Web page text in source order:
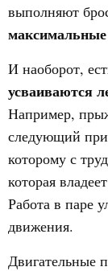
выполняют
максимальные
И наоборот,
усваиваются
Например,
следующий
которому с
которая
Работа в паре
движения.
Двигательные